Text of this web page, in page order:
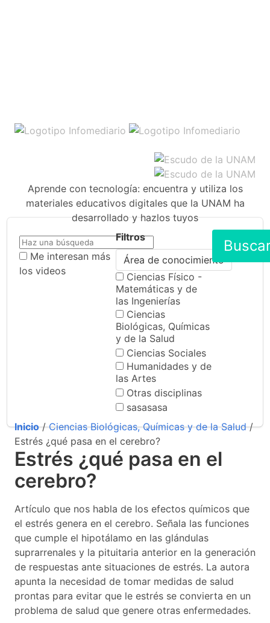
Aprende con tecnología: encuentra y utiliza los
materiales educativos digitales que la UNAM ha
desarrollado y hazlos tuyos
Me interesan más
los videos
Filtros
Área de conocimiento
Ciencias Físico -
Matemáticas y de
las Ingenierías
Ciencias
Biológicas, Químicas
y de la Salud
Ciencias Sociales
Humanidades y de
las Artes
Otras disciplinas
sasasasa
Inicio/Ciencias Biológicas, Químicas y de la Salud/
Estrés ¿qué pasa en el cerebro?
Estrés ¿qué pasa en el
cerebro?
Artículo que nos habla de los efectos químicos que
el estrés genera en el cerebro. Señala las funciones
que cumple el hipotálamo en las glándulas
suprarrenales y la pituitaria anterior en la generación
de respuestas ante situaciones de estrés. La autora
apunta la necesidad de tomar medidas de salud
prontas para evitar que le estrés se convierta en un
problema de salud que genere otras enfermedades.